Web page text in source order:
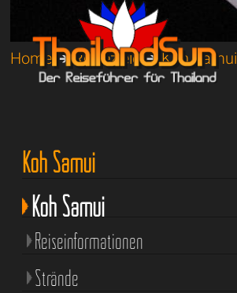
Home➔Reiseziele➔Koh Samui
Koh Samui
Koh Samui
Reiseinformationen
Strände